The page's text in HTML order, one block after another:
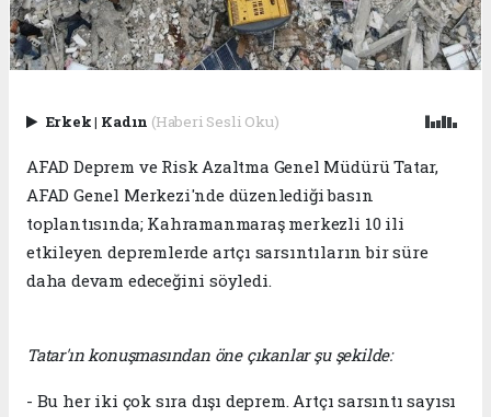
Erkek| Kadın (Haberi Sesli Oku)
AFAD Deprem ve Risk Azaltma Genel Müdürü Tatar,
AFAD Genel Merkezi'nde düzenlediği basın
toplantısında; Kahramanmaraş merkezli 10 ili
etkileyen depremlerde artçı sarsıntıların bir süre
daha devam edeceğini söyledi.
Tatar'ın konuşmasından öne çıkanlar şu şekilde:
- Bu her iki çok sıra dışı deprem. Artçı sarsıntı sayısı